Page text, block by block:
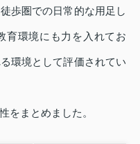
歩圏での日常的な用足し
育環境にも力を入れてお
環境として評価されてい
をまとめました。